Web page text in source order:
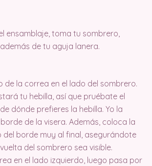
ensamblaje, toma tu sombrero,
de tu aguja lanera.
de la correa en el lado del sombrero.
tu hebilla, así que pruébate el
dónde prefieres la hebilla. Yo la
de la visera. Además, coloca la
del borde muy al final, asegurándote
del sombrero sea visible.
en el lado izquierdo, luego pasa por